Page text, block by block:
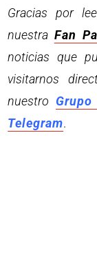
Gracias por
nuestra Fan
noticias que
visitarnos
nuestro
Telegram.